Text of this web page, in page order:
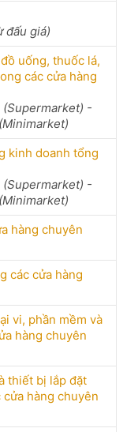
đấu giá)
uống, thuốc lá,
các cửa hàng
-
kinh doanh tổng
-
hàng chuyên
các cửa hàng
vi, phần mềm và
hàng chuyên
thiết bị lắp đặt
hàng chuyên